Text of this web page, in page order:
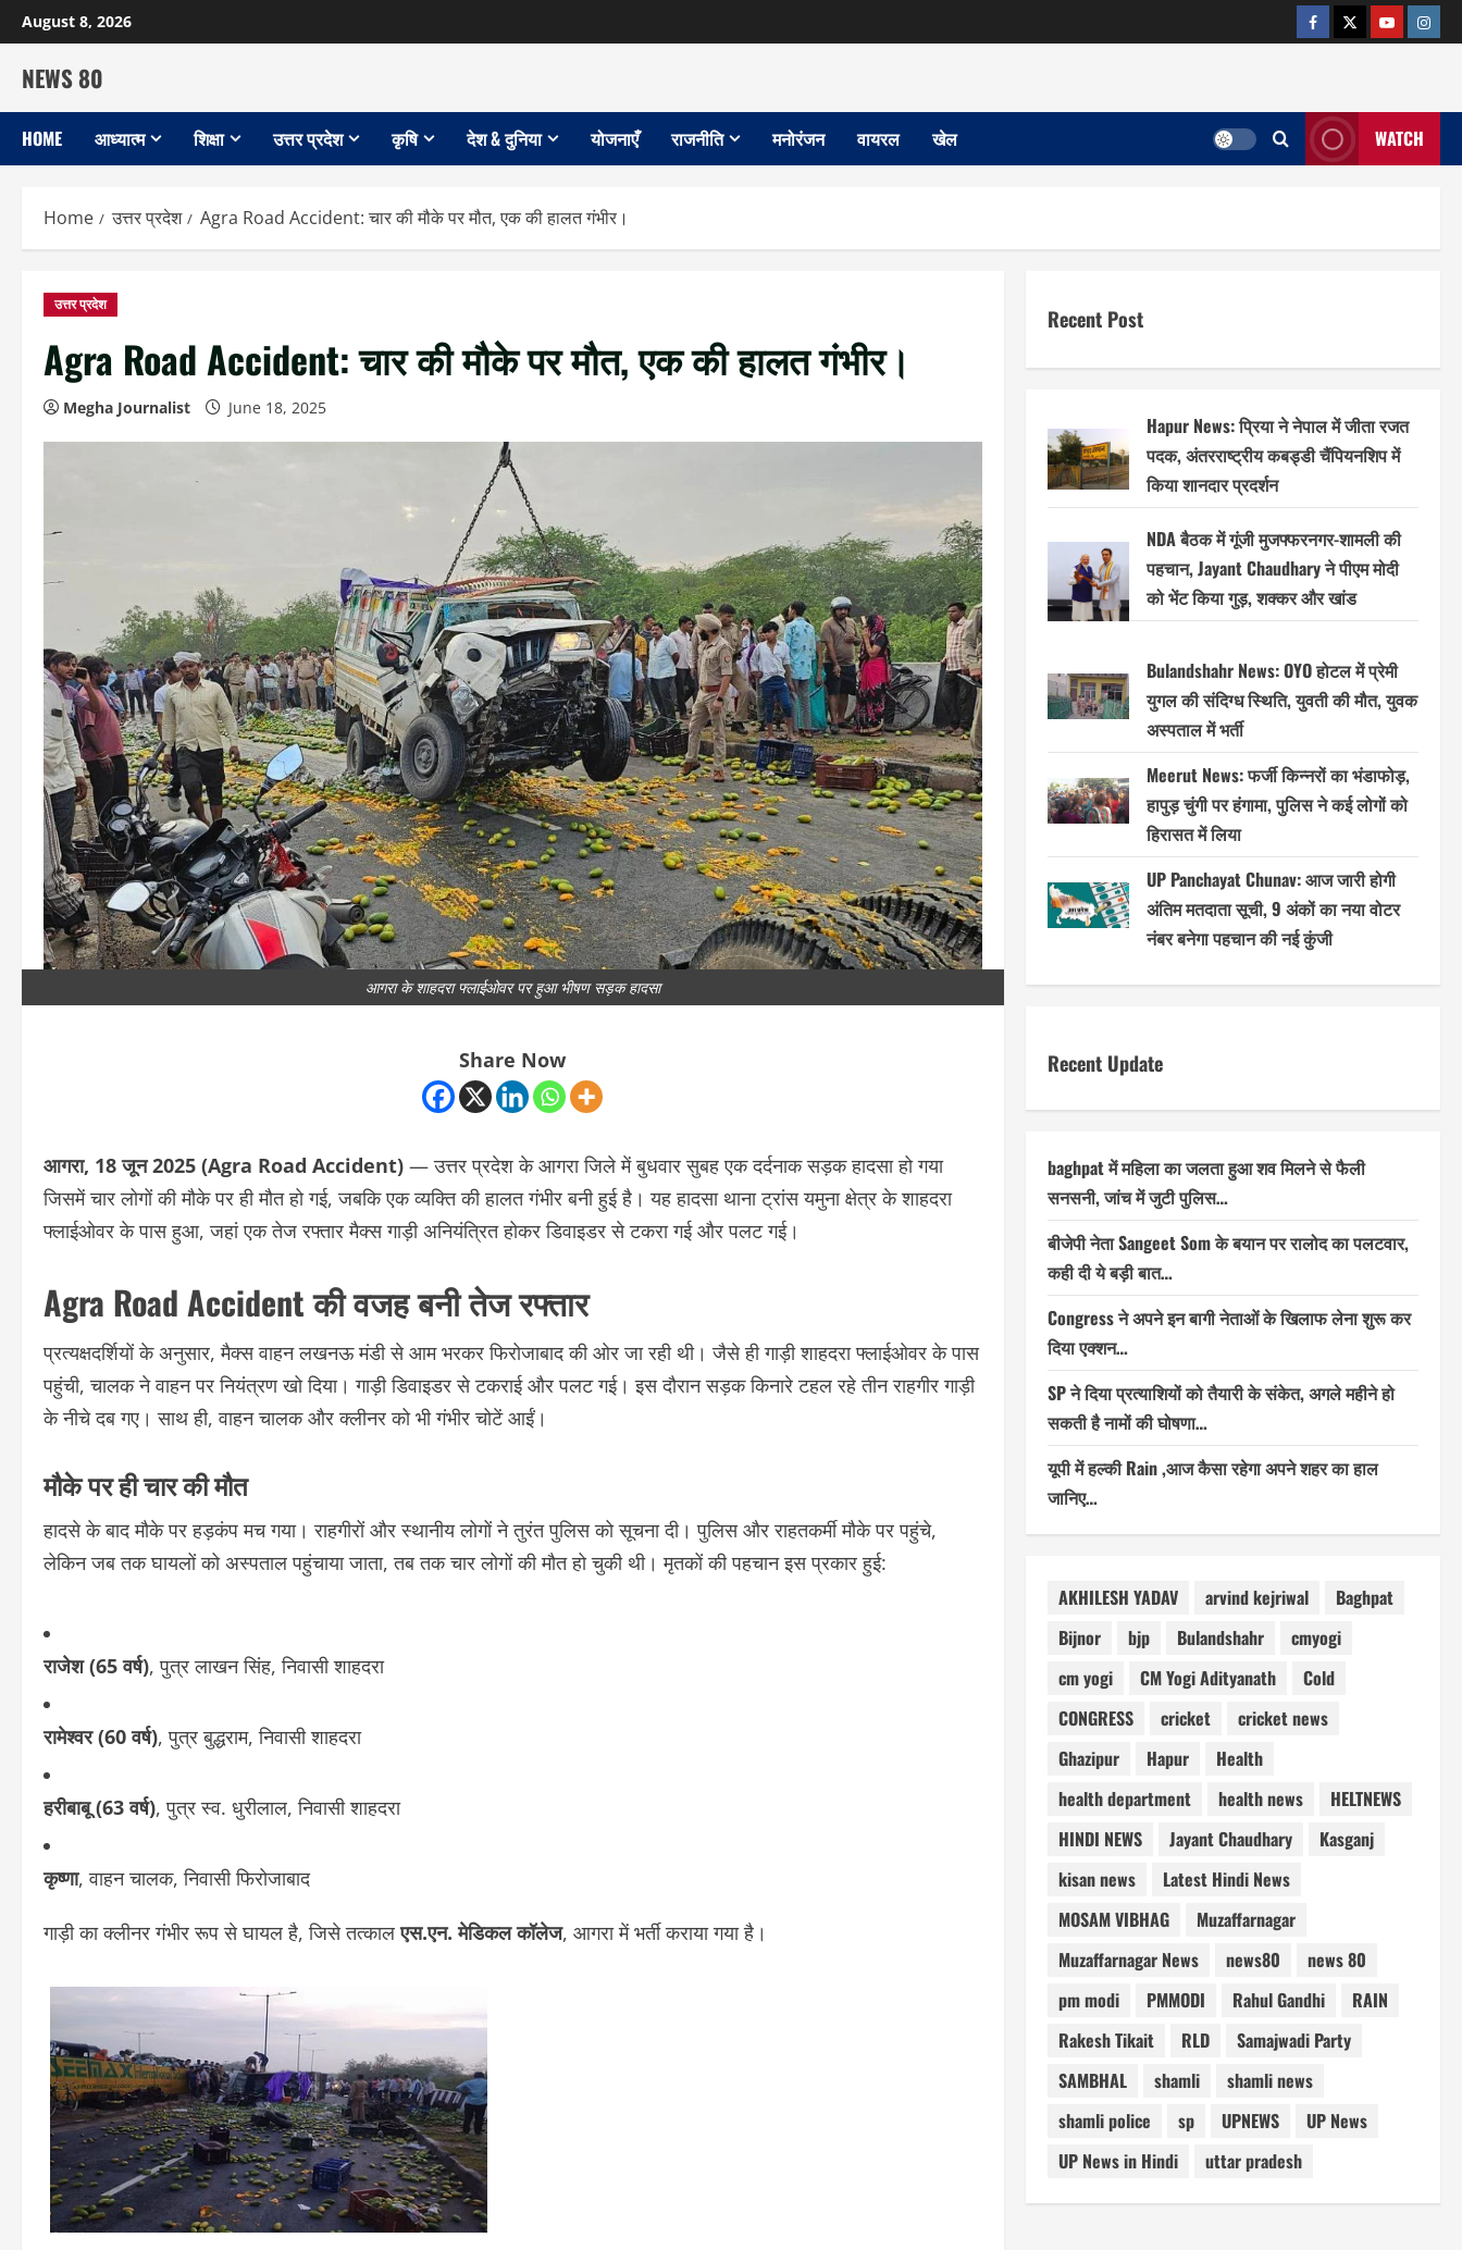
Skip
to
content
August 8, 2026 facebooktwitter
NEWS 80
HOME आध्यात्म शिक्षा उत्तर प्रदेश कृषि देश & दुनिया योजनाएँ राजनीति मनोरंजन वायरल खेल WATCH
Home उत्तर प्रदेश Agra Road Accident: चार की मौके पर मौत, एक की हालत गंभीर।
उत्तर प्रदेश
Agra Road Accident: चार की मौके पर मौत, एक की हालत गंभीर।
Megha Journalist June 18, 2025
आगरा के शाहदरा फ्लाईओवर पर हुआ भीषण सड़क हादसा
Share Now
आगरा, 18 जून 2025 (Agra Road Accident) — उत्तर प्रदेश के आगरा जिले में बुधवार सुबह एक दर्दनाक सड़क हादसा हो गया
जिसमें चार लोगों की मौके पर ही मौत हो गई, जबकि एक व्यक्ति की हालत गंभीर बनी हुई है। यह हादसा थाना ट्रांस यमुना क्षेत्र के शाहदरा
फ्लाईओवर के पास हुआ, जहां एक तेज रफ्तार मैक्स गाड़ी अनियंत्रित होकर डिवाइडर से टकरा गई और पलट गई।
Agra Road Accident की वजह बनी तेज रफ्तार
प्रत्यक्षदर्शियों के अनुसार, मैक्स वाहन लखनऊ मंडी से आम भरकर फिरोजाबाद की ओर जा रही थी। जैसे ही गाड़ी शाहदरा फ्लाईओवर के पास
पहुंची, चालक ने वाहन पर नियंत्रण खो दिया। गाड़ी डिवाइडर से टकराई और पलट गई। इस दौरान सड़क किनारे टहल रहे तीन राहगीर गाड़ी
के नीचे दब गए। साथ ही, वाहन चालक और क्लीनर को भी गंभीर चोटें आईं।
मौके पर ही चार की मौत
हादसे के बाद मौके पर हड़कंप मच गया। राहगीरों और स्थानीय लोगों ने तुरंत पुलिस को सूचना दी। पुलिस और राहतकर्मी मौके पर पहुंचे,
लेकिन जब तक घायलों को अस्पताल पहुंचाया जाता, तब तक चार लोगों की मौत हो चुकी थी। मृतकों की पहचान इस प्रकार हुई:
राजेश (65 वर्ष), पुत्र लाखन सिंह, निवासी शाहदरा
रामेश्वर (60 वर्ष), पुत्र बुद्धराम, निवासी शाहदरा
हरीबाबू (63 वर्ष), पुत्र स्व. धुरीलाल, निवासी शाहदरा
कृष्णा, वाहन चालक, निवासी फिरोजाबाद
गाड़ी का क्लीनर गंभीर रूप से घायल है, जिसे तत्कालएस.एन. मेडिकल कॉलेज, आगरा में भर्ती कराया गया है।
Recent Post
Hapur News: प्रिया ने नेपाल में जीता रजत
पदक, अंतरराष्ट्रीय कबड्डी चैंपियनशिप में
किया शानदार प्रदर्शन
NDA बैठक में गूंजी मुजफ्फरनगर-शामली की
पहचान, Jayant Chaudhary ने पीएम मोदी
को भेंट किया गुड़, शक्कर और खांड
Bulandshahr News: OYO होटल में प्रेमी
युगल की संदिग्ध स्थिति, युवती की मौत, युवक
अस्पताल में भर्ती
Meerut News: फर्जी किन्नरों का भंडाफोड़,
हापुड़ चुंगी पर हंगामा, पुलिस ने कई लोगों को
हिरासत में लिया
UP Panchayat Chunav: आज जारी होगी
अंतिम मतदाता सूची, 9 अंकों का नया वोटर
नंबर बनेगा पहचान की नई कुंजी
Recent Update
baghpat में महिला का जलता हुआ शव मिलने से फैली
सनसनी, जांच में जुटी पुलिस…
बीजेपी नेता Sangeet Som के बयान पर रालोद का पलटवार,
कही दी ये बड़ी बात…
Congress ने अपने इन बागी नेताओं के खिलाफ लेना शुरू कर
दिया एक्शन…
SP ने दिया प्रत्याशियों को तैयारी के संकेत, अगले महीने हो
सकती है नामों की घोषणा…
यूपी में हल्की Rain ,आज कैसा रहेगा अपने शहर का हाल
जानिए…
AKHILESH YADAV arvind kejriwal
Baghpat
Bijnor
bjp Bulandshahr
cmyogi
cm yogi
CM Yogi Adityanath
Cold
CONGRESS
cricket
cricket news
Ghazipur
Hapur
Health
health department
health news
HELTNEWS
HINDI NEWS
Jayant Chaudhary
Kasganj
kisan news
Latest Hindi News
MOSAM VIBHAG
Muzaffarnagar
Muzaffarnagar News
news80
news 80
pm modi
PMMODI Rahul Gandhi
RAIN
Rakesh Tikait
RLD
Samajwadi Party
SAMBHAL
shamli
shamli news
shamli police
sp UPNEWS
UP News
UP News in Hindi
uttar pradesh